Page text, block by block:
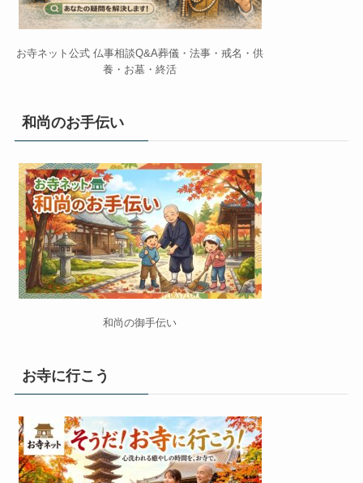
お寺ネット公式 仏事相談Q&A葬儀・法事・戒名・供
養・お墓・終活
和尚のお手伝い
和尚の御手伝い
お寺に行こう